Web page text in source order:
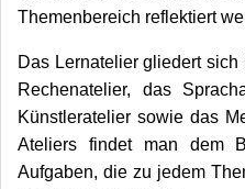
Themenbereich reflektiert
Das Lernatelier gliedert sich
Rechenatelier, das
Künstleratelier sowie das
Ateliers findet man dem
Aufgaben, die zu jedem